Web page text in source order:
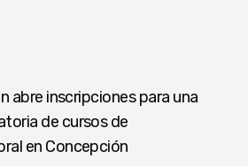
abre inscripciones para una
de cursos de
en Concepción